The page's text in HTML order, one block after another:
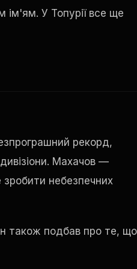
У Топурії все ще
рекорд,
Махачов —
небезпечних
також подбав про те,